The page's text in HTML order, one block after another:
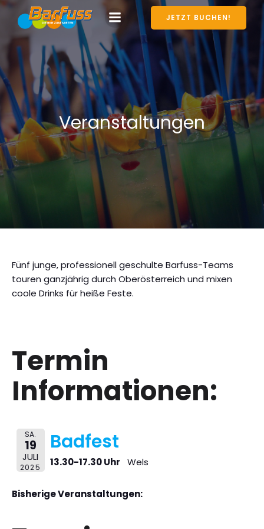
JETZT BUCHEN!
Veranstaltungen
Fünf junge, professionell geschulte Barfuss-Teams
touren ganzjährig durch Oberösterreich und mixen
coole Drinks für heiße Feste.
Termin
Informationen:
SA.
19
JULI
2025
Badfest
13.30-17.30 Uhr Wels
Bisherige Veranstaltungen: